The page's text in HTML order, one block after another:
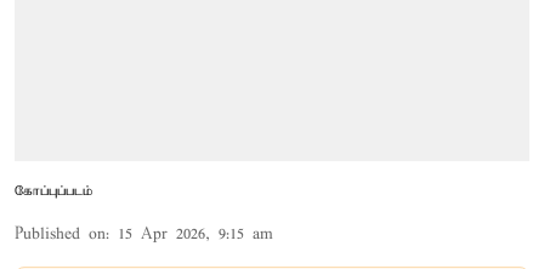
கோப்புப்படம்
Published on: 15 Apr 2026, 9:15 am